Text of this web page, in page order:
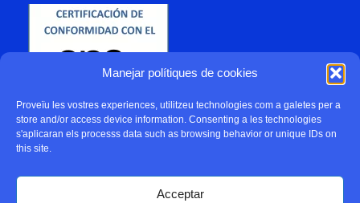
Manejar polítiques de cookies
Proveïu les vostres experiences, utilitzeu technologies com a galetes per a
store and/or access device information. Consenting a les technologies
s'aplicaran els processs data such as browsing behavior or unique IDs on
this site.
Acceptar